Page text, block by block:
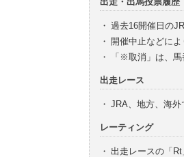
・ 過去16開催日の
・ 開催中止などに
・
「※取消」は、
出走レース
・ JRA、地方、海
レーティング
・ 出走レースの「